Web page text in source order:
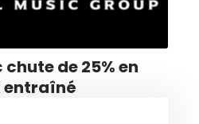
de 25% en
entraîné